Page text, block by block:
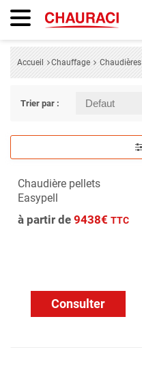
Accueil Chauffage Chaudières
Trier par :
Chaudière pellets
Easypell
à partir de 9438€ TTC
Consulter